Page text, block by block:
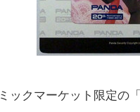
ックマーケット限定の